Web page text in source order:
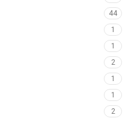
44
1
1
2
1
1
2